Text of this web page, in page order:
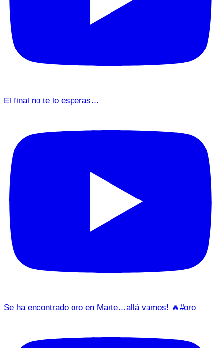
El final no te lo esperas…
Se ha encontrado oro en Marte…allá vamos! 🔥#oro